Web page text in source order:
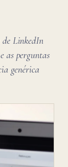
de LinkedIn
as perguntas
genérica